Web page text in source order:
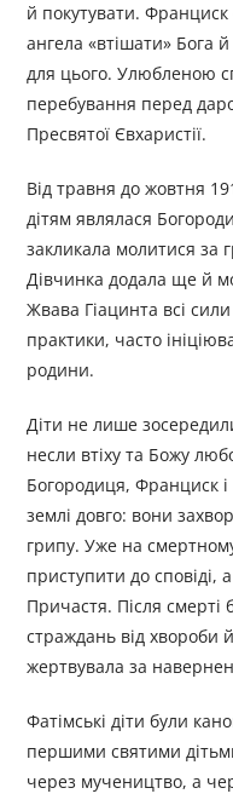
й покутувати.
ангела «втішати» Бога
для цього. Улюбленою
перебування перед
Пресвятої Євхаристії.
Від травня до жовтня
дітям являлася
закликала молитися за
Дівчинка додала ще й
Жвава Гіацинта всі
практики, часто
родини.
Діти не лише
несли втіху та Божу
Богородиця, Франциск
землі довго: вони
грипу. Уже на
приступити до
Причастя. Після смерті
страждань від хвороби
жертвувала за
Фатімські діти були
першими святими
через мучеництво, а